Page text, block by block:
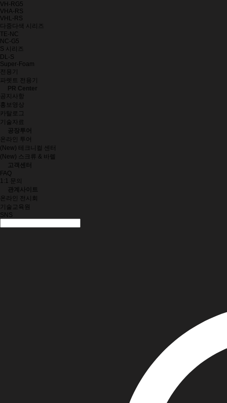
VH-RG5
VHA-RS
VHL-RS
다중다색 시리즈
TE-NC
NC-G5
S 시리즈
DL-S
Super-Foam
전용기
파렛트 전용기
PR Center
공지사항
홍보영상
카탈로그
기술자료
공장투어
온라인 투어
(New) 테크니컬 센터
(New) 스크류 & 바렐
고객센터
FAQ
1:1 문의
관계사이트
온라인 전시회
기술교육원
SNS